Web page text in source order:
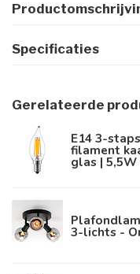
Specificaties
Gerelateerde
E14 3-
filament
glas | 5,5W
3-lichts -